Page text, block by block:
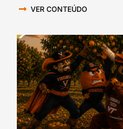
VER CONTEÚDO